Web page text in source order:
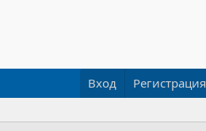
Вход Регистрация